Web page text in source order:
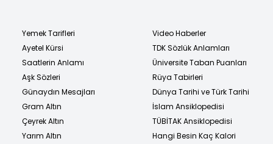
Yemek Tarifleri
Ayetel Kürsi
Saatlerin Anlamı
Aşk Sözleri
Günaydın Mesajları
Gram Altın
Çeyrek Altın
Yarım Altın
Video Haberler
TDK Sözlük Anlamları
Üniversite Taban Puanları
Rüya Tabirleri
Dünya Tarihi ve Türk Tarihi
İslam Ansiklopedisi
TÜBİTAK Ansiklopedisi
Hangi Besin Kaç Kalori